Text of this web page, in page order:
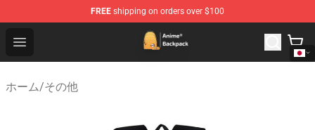
FREE shipping on orders over $100
Open menu
Anime Backpack Shop - Official Anime Backpack Store
ホーム/その他